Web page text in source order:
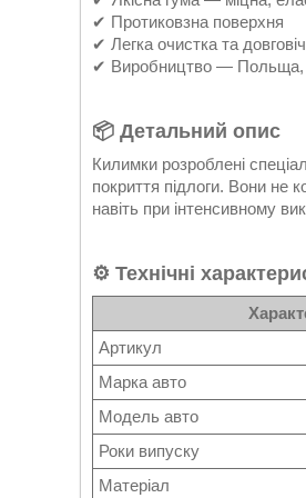
✔ Протиковзна поверхня
✔ Легка очистка та
✔ Виробництво — Польща,
📦 Детальний опис
Килимки розроблені
покриття підлоги. Вони не
навіть при інтенсивному
⚙️ Технічні
Артикул
Марка авто
Модель авто
Роки випуску
Матеріал